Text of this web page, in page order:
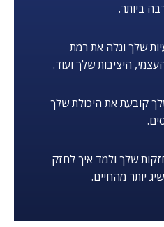
ביותר.
שלך וגלה את רמת
היציבות שלך ועוד.
קובעת את היכולת שלך
שלך ולמד איך לחזק
יותר מהחיים.